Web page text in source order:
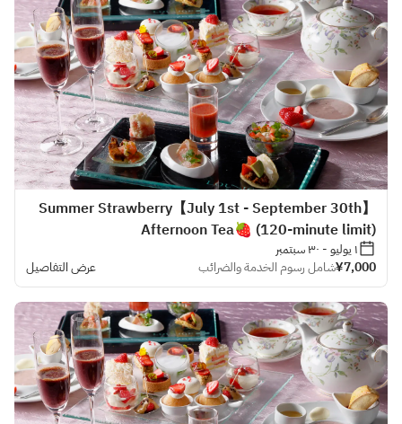
【July 1st - September 30th】Summer Strawberry
Afternoon Tea🍓 (120-minute limit)
١ يوليو - ٣٠ سبتمبر
¥7,000شامل رسوم الخدمة والضرائب عرض التفاصيل